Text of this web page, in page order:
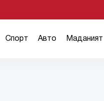
Спорт Авто Маданият